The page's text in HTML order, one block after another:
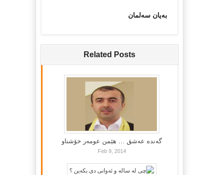
بەیان سەلمان
Related Posts
گه‌نده‌ عه‌شق … هێمن عومه‌ر خۆشناو
Feb 9, 2014